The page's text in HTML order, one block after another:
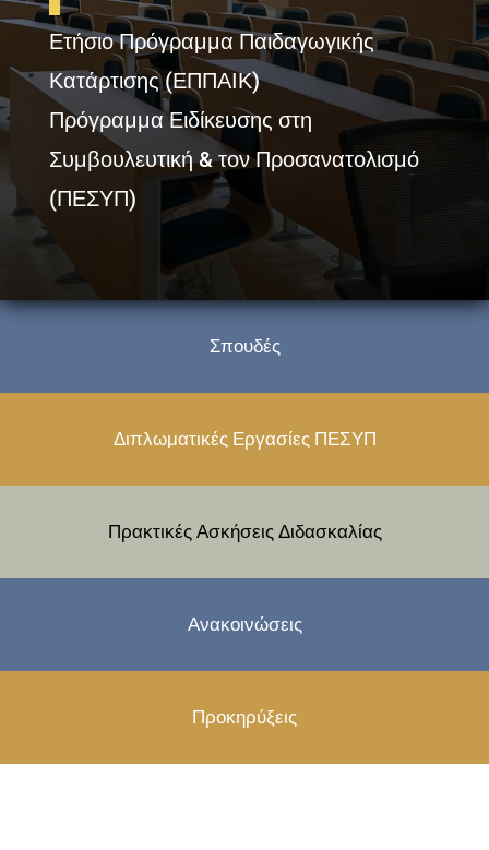
Ετήσιο Πρόγραμμα Παιδαγωγικής
Κατάρτισης (ΕΠΠΑΙΚ)
Πρόγραμμα Ειδίκευσης στη
Συμβουλευτική & τον Προσανατολισμό
(ΠΕΣΥΠ)
Σπουδές
Διπλωματικές Εργασίες ΠΕΣΥΠ
Πρακτικές Ασκήσεις Διδασκαλίας
Ανακοινώσεις
Προκηρύξεις